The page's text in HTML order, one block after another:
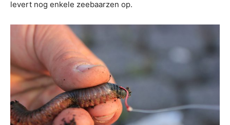
levert nog enkele zeebaarzen op.